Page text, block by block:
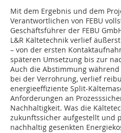
Mit dem Ergebnis und dem
Verantwortlichen von FEBU
Geschäftsführer der FEBU
L&R Kältetechnik verlief
– von der ersten
späteren Umsetzung bis zur
Auch die Abstimmung
bei der Verrohrung, verlief
energieeffiziente Split-
Anforderungen an
Nachhaltigkeit. Was die
zukunftssicher aufgestellt und
nachhaltig gesenkten